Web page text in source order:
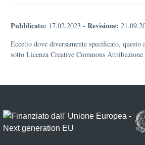
Pubblicato: 17.02.2023 - Revisione:
Eccetto dove diversamente specificato,
sotto Licenza Creative Commons